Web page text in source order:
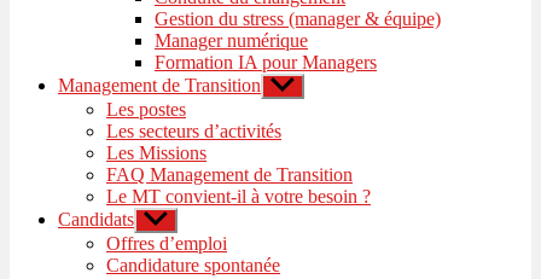
Gestion du stress (manager & équipe)
Manager numérique
Formation IA pour Managers
Management de Transition Afficher
le
sous-
menu
Les postes
Les secteurs d’activités
Les Missions
FAQ Management de Transition
Le MT convient-il à votre besoin ?
Candidats Afficher
le
sous-
menu
Offres d’emploi
Candidature spontanée